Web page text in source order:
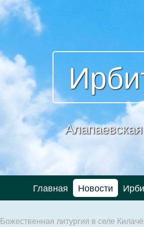
Главная Новости
Божественная литургия в селе